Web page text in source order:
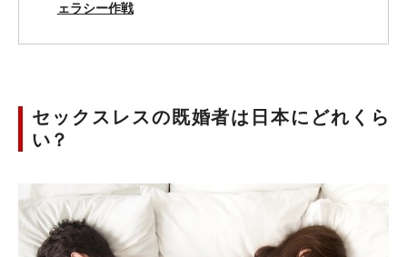
ェラシー作戦
セックスレスの既婚者は日本にどれくら
い？